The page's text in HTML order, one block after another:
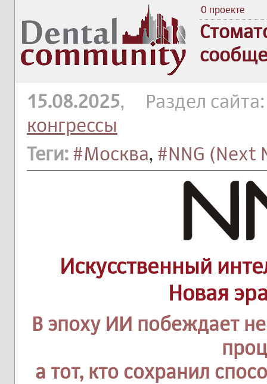
О проекте
15.08.2025, Раздел
конгрессы
Теги: #Москва, #NNG (Next
Искусственный
Новая
В эпоху ИИ побеждает
а тот, кто сохранил